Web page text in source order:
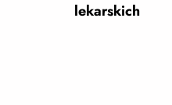
lekarskich